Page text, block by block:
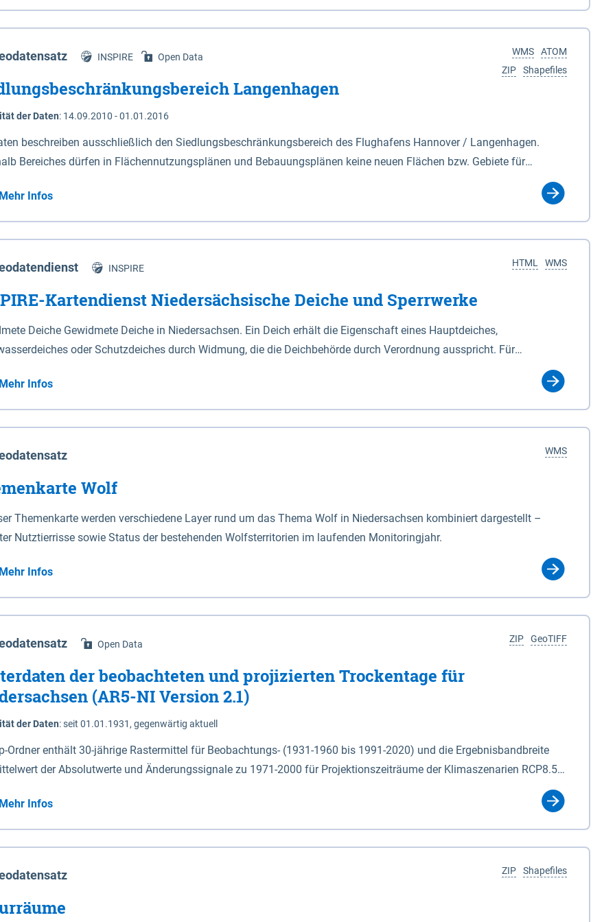
Niedersachsen (vgl. Abb. 4-1) entlang der Elbe zwischen Schnackenburg im Osten und Hohnstorf (Elbe) im Westen
472,5 bei Schnackenburg bis 569 bei Lauenburg). Das Biosphärenreservat umfasst Teile der Landkreise
Dannenberg und Lüneburg.
ATOM
WMS
Shapefiles
ZIP
INSPIRE Open Data
Langenhagen
der Daten: 14.09.2010 - 01.01.2016
beschreiben ausschließlich den Siedlungsbeschränkungsbereich des Flughafens Hannover / Langenhagen.
Bereiches dürfen in Flächennutzungsplänen und Bebauungsplänen keine neuen Flächen bzw. Gebiete für
Mehr Infos
WMS
HTML
INSPIRE
Kartendienst Niedersächsische Deiche und Sperrwerke
Deiche Gewidmete Deiche in Niedersachsen. Ein Deich erhält die Eigenschaft eines Hauptdeiches,
oder Schutzdeiches durch Widmung, die die Deichbehörde durch Verordnung ausspricht. Für
Deiche gelten die Bestimmungen des Niedersächsischen Deichgesetzes (NDG). Die Widmung "2.Deichlinie" ist
Sperrwerke Sperrwerke sind Bauwerke mit Sperrvorrichtungen in Tidegewässern, die dem
eines Gebietes vor erhöhten Tiden, vor allem vor Sturmfluten, zu dienen bestimmt sind (§2 Abs.3 NDG). Ein Bauwerk
Art erhält die Eigenschaft eines Sperrwerkes durch Widmung, die die Deichbehörde durch Verordnung
Mehr Infos
WMS
Wolf
Themenkarte werden verschiedene Layer rund um das Thema Wolf in Niedersachsen kombiniert dargestellt –
Nutztierrisse sowie Status der bestehenden Wolfsterritorien im laufenden Monitoringjahr.
Mehr Infos
GeoTIFF
ZIP
Open Data
der beobachteten und projizierten Trockentage für
(AR5-NI Version 2.1)
der Daten:seit 01.01.1931, gegenwärtig aktuell
Ordner enthält 30-jährige Rastermittel für Beobachtungs- (1931-1960 bis 1991-2020) und die Ergebnisbandbreite
der Absolutwerte und Änderungssignale zu 1971-2000 für Projektionszeiträume der Klimaszenarien RCP8.5
(Jun. - Aug.) - au: Herbst (Sep. - Nov.) - wi: Winter (Dez. - Feb.) - hyr:
Jahr (Nov. - Okt.) - hsu: Hydrologisches Sommerhalbjahr (Mai - Okt.) - hwi: Hydrologisches Winterhalbjahr
- vd: Vegetationsruhe (Okt. - Mär.) Neben den Rasterdaten ist eine
zu den Dateinamen und für eine Darstellung im GIS eine Klassifizierung der Rasterdaten mit Klassenname und
code gegeben.
Mehr Infos
Shapefiles
ZIP